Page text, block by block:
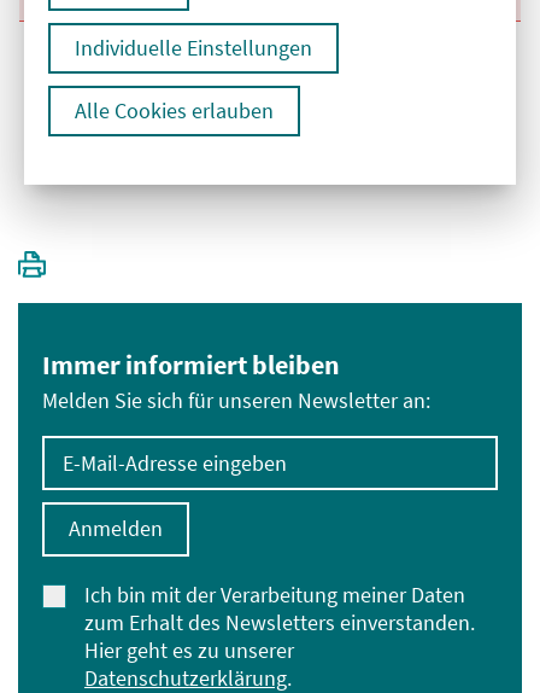
Individuelle Einstellungen
Alle Cookies erlauben
1
Immer informiert bleiben
Melden Sie sich für unseren Newsletter an:
E-Mail-Adresse eingeben
Ich bin mit der Verarbeitung meiner Daten
zum Erhalt des Newsletters einverstanden.
Hier geht es zu unserer
Datenschutzerklärung.
Anmelden